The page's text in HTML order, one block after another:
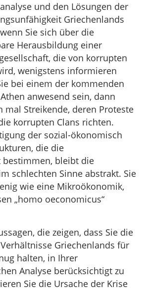
und den Lösungen der
Griechenlands
Sie sich über die
Herausbildung einer
die von korrupten
wenigstens informieren
bei einem der kommenden
anwesend sein, dann
mal Streikende, deren Proteste
korrupten Clans richten.
der sozial-ökonomisch
die die
bestimmen, bleibt die
schlechten Sinne abstrakt. Sie
wie eine Mikroökonomik,
„homo oeconomicus“
die zeigen, dass Sie die
Griechenlands für
halten, in Ihrer
Analyse berücksichtigt zu
Sie die Ursache der Krise